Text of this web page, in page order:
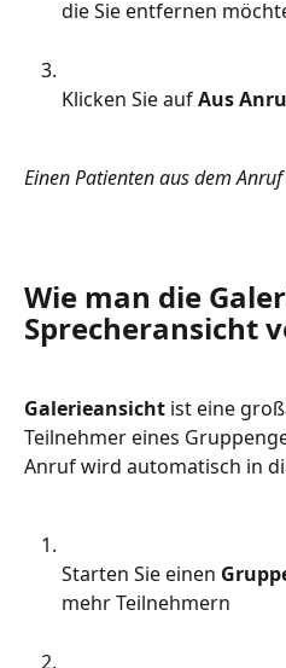
die Sie entfernen
Klicken Sie auf Aus
Einen Patienten aus dem
Wie man die
Sprecheransicht
Galerieansicht ist eine
Teilnehmer eines
Anruf wird automatisch in
Starten Sie einen
mehr Teilnehmern